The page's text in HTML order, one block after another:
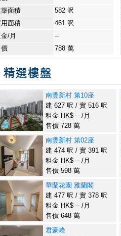
面積
582 呎
面積
461 呎
/月
--
788 萬
南豐新村 第10座
建 627 呎 / 實 516 呎
租金 HK$ -- /月
售價 728 萬
南豐新村 第02座
建 474 呎 / 實 391 呎
租金 HK$ -- /月
售價 598 萬
華蘭花園 雅蘭閣
建 477 呎 / 實 378 呎
租金 HK$ -- /月
售價 648 萬
君豪峰